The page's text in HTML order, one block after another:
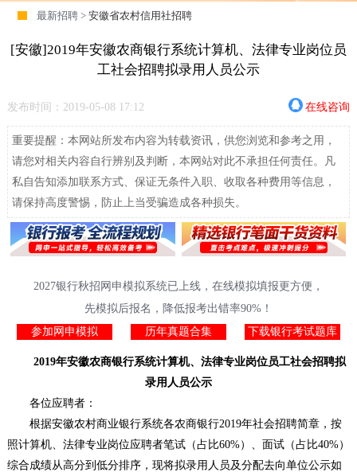
最新招聘 >安徽省农村信用社招聘
[安徽]2019年安徽农商银行系统计算机、法律专业岗位员
工社会招聘拟录用人员公示
发布时间：2019-05-08 17:12 在线咨询
重要提醒：本网站所发布内容为转载资讯，供您浏览和参考之用，
请您对相关内容自行辨别及判断，本网站对此不承担任何责任。凡
私自告知添加联系方式、保证无条件入职、收取各种费用等信息，
请保持高度警惕，防止上当受骗造成各种损失。
2027银行秋招网申模拟系统已上线，在线模拟填报更方便，
先模拟后报名，降低报考出错率90%！
参加网申模拟
历年真题合集 下载银行考试题库
2019年安徽农商银行系统计算机、法律专业岗位员工社会招聘拟
录用人员公示
各位应聘者：
根据安徽农村商业银行系统各农商银行2019年社会招聘简章，按
照计算机、法律专业岗位应聘者笔试（占比60%）、面试（占比40%）
综合成绩从高分到低分排序，现将拟录用人员及分配去向单位公示如